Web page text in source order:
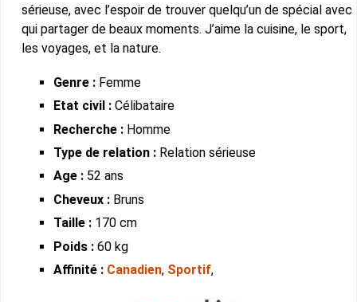
sérieuse, avec l’espoir de trouver quelqu’un de spécial avec
qui partager de beaux moments. J’aime la cuisine, le sport,
les voyages, et la nature.
Genre : Femme
Etat civil : Célibataire
Recherche : Homme
Type de relation : Relation sérieuse
Age : 52 ans
Cheveux : Bruns
Taille : 170 cm
Poids : 60 kg
Affinité : Canadien, Sportif,